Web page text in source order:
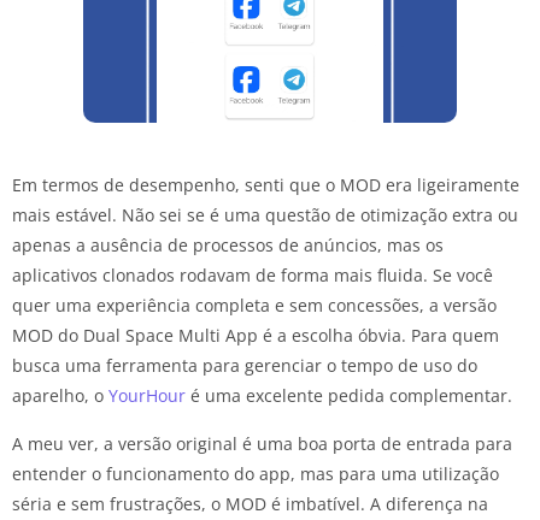
Em termos de desempenho, senti que o MOD era ligeiramente
mais estável. Não sei se é uma questão de otimização extra ou
apenas a ausência de processos de anúncios, mas os
aplicativos clonados rodavam de forma mais fluida. Se você
quer uma experiência completa e sem concessões, a versão
MOD do Dual Space Multi App é a escolha óbvia. Para quem
busca uma ferramenta para gerenciar o tempo de uso do
aparelho, o YourHour é uma excelente pedida complementar.
A meu ver, a versão original é uma boa porta de entrada para
entender o funcionamento do app, mas para uma utilização
séria e sem frustrações, o MOD é imbatível. A diferença na